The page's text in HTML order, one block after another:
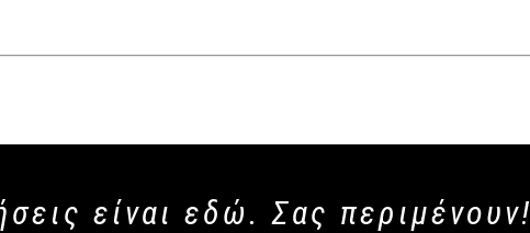
είναι εδώ. Σας περιμένουν!